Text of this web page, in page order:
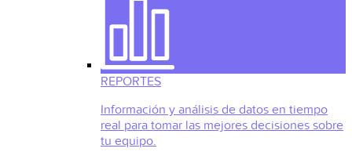
REPORTES
Información y análisis de datos en tiempo
real para tomar las mejores decisiones sobre
tu equipo.